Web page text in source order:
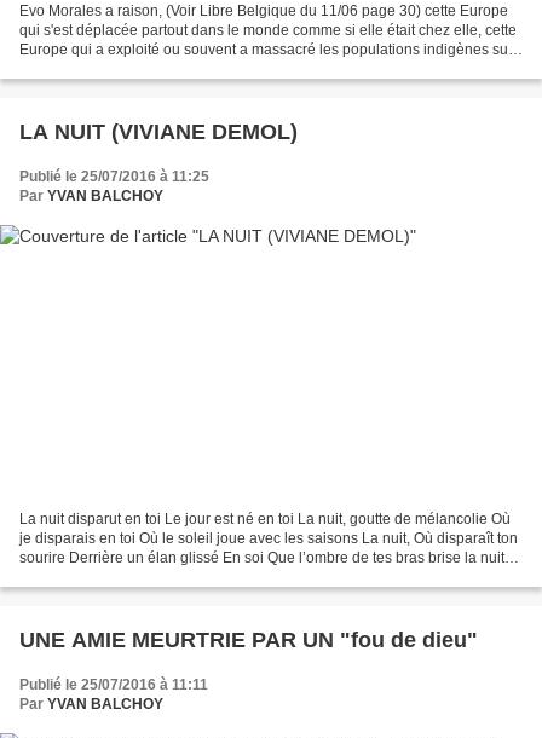
Evo Morales a raison, (Voir Libre Belgique du 11/06 page 30) cette Europe
qui s'est déplacée partout dans le monde comme si elle était chez elle, cette
Europe qui a exploité ou souvent a massacré les populations indigènes sur
LA NUIT (VIVIANE DEMOL)
Publié le 25/07/2016 à 11:25
Par YVAN BALCHOY
La nuit disparut en toi Le jour est né en toi La nuit, goutte de mélancolie Où
je disparais en toi Où le soleil joue avec les saisons La nuit, Où disparaît ton
sourire Derrière un élan glissé En soi Que l’ombre de tes bras brise la nuit
UNE AMIE MEURTRIE PAR UN "fou de dieu"
Publié le 25/07/2016 à 11:11
Par YVAN BALCHOY